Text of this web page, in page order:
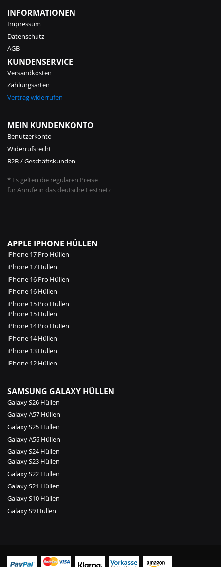
INFORMATIONEN
Impressum
Datenschutz
AGB
KUNDENSERVICE
Versandkosten
Zahlungsarten
Vertrag widerrufen
MEIN KUNDENKONTO
Benutzerkonto
Widerrufsrecht
B2B / Geschäftskunden
* Es gelten die regulären Preise
für Anrufe in das deutsche Festnetz
APPLE IPHONE HÜLLEN
iPhone 17 Pro Hüllen
iPhone 17 Hüllen
iPhone 16 Pro Hüllen
iPhone 16 Hüllen
iPhone 15 Pro Hüllen
iPhone 15 Hüllen
iPhone 14 Pro Hüllen
iPhone 14 Hüllen
iPhone 13 Hüllen
iPhone 12 Hüllen
SAMSUNG GALAXY HÜLLEN
Galaxy S26 Hüllen
Galaxy A57 Hüllen
Galaxy S25 Hüllen
Galaxy A56 Hüllen
Galaxy S24 Hüllen
Galaxy S23 Hüllen
Galaxy S22 Hüllen
Galaxy S21 Hüllen
Galaxy S10 Hüllen
Galaxy S9 Hüllen